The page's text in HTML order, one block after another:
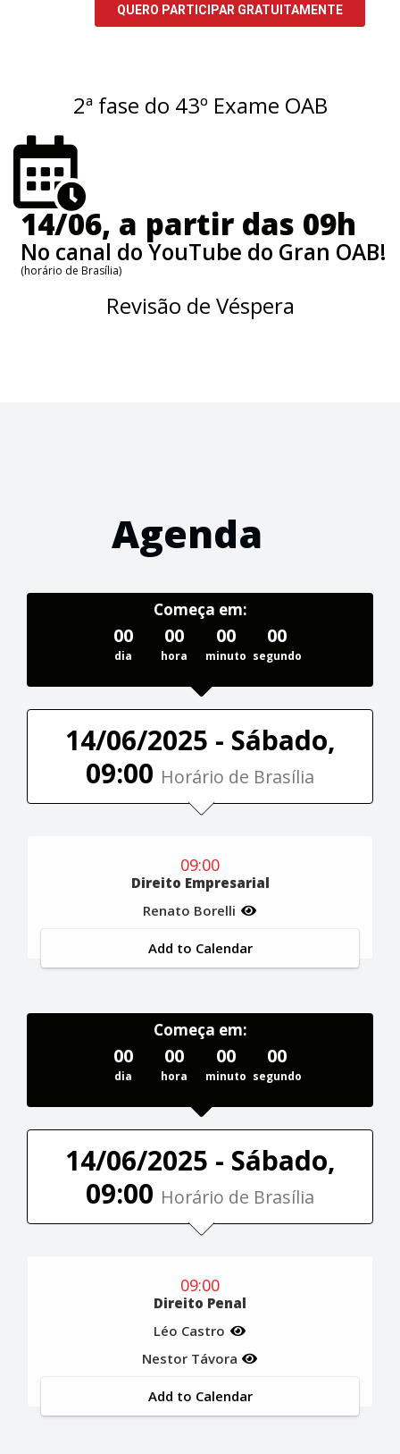
2ª fase do 43º Exame OAB
14/06, a partir das 09h
No canal do YouTube do Gran OAB!
(horário de Brasília)
Revisão de Véspera
Agenda
Começa em:
00
dia
00
hora
00
minuto
00
segundo
14/06/2025 - Sábado,
09:00 Horário de Brasília
09:00
Direito Empresarial
Renato Borelli
Add to Calendar
Começa em:
00
dia
00
hora
00
minuto
00
segundo
14/06/2025 - Sábado,
09:00 Horário de Brasília
09:00
Direito Penal
Léo Castro
Nestor Távora
Add to Calendar